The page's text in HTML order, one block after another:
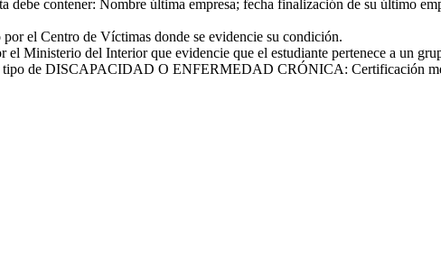
debe contener: Nombre última empresa; fecha finalización de su último
el Centro de Víctimas donde se evidencie su condición.
Ministerio del Interior que evidencie que el estudiante pertenece a un
tipo de DISCAPACIDAD O ENFERMEDAD CRÓNICA: Certificación